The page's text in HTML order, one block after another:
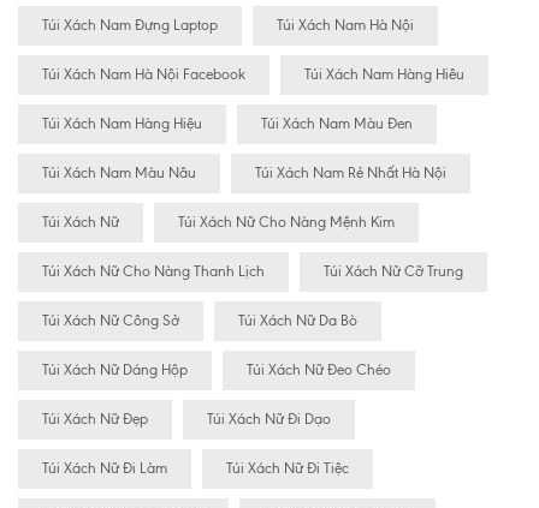
Túi Xách Nam Đựng Laptop Túi Xách Nam Hà Nội
Túi Xách Nam Hà Nội Facebook Túi Xách Nam Hàng Hiêu
Túi Xách Nam Hàng Hiệu Túi Xách Nam Màu Đen
Túi Xách Nam Màu Nâu Túi Xách Nam Rẻ Nhất Hà Nội
Túi Xách Nữ Túi Xách Nữ Cho Nàng Mệnh Kim
Túi Xách Nữ Cho Nàng Thanh Lịch Túi Xách Nữ Cỡ Trung
Túi Xách Nữ Công Sở Túi Xách Nữ Da Bò
Túi Xách Nữ Dáng Hộp Túi Xách Nữ Đeo Chéo
Túi Xách Nữ Đẹp Túi Xách Nữ Đi Dạo
Túi Xách Nữ Đi Làm Túi Xách Nữ Đi Tiệc